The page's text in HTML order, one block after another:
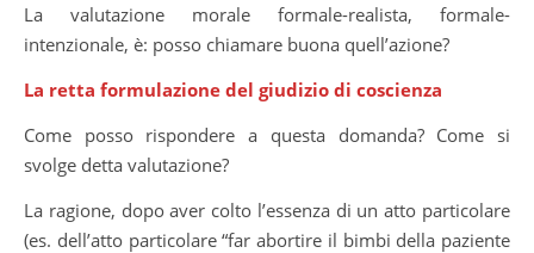
La valutazione morale formale-realista, formale-
intenzionale, è: posso chiamare buona quell’azione?
La retta formulazione del giudizio di coscienza
Come posso rispondere a questa domanda? Come si
svolge detta valutazione?
La ragione, dopo aver colto l’essenza di un atto particolare
(es. dell’atto particolare “far abortire il bimbi della paziente